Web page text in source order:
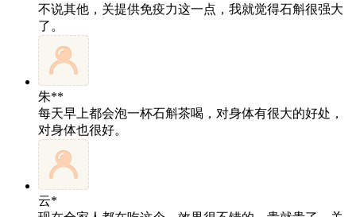
不说其他，关提供免疫力这一点，我就觉得石斛很强大
了。
朱**
每天早上都会泡一杯石斛茶喝，对身体有很大的好处，
对身体也很好。
云*